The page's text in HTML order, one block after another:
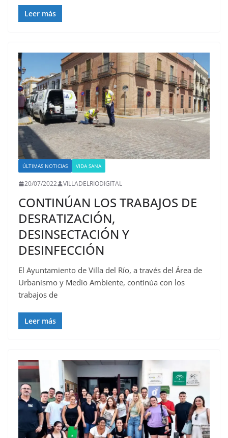
Leer más
ÚLTIMAS NOTICIAS VIDA SANA
20/07/2022 VILLADELRIODIGITAL
CONTINÚAN LOS TRABAJOS DE
DESRATIZACIÓN,
DESINSECTACIÓN Y
DESINFECCIÓN
El Ayuntamiento de Villa del Río, a través del Área de
Urbanismo y Medio Ambiente, continúa con los
trabajos de
Leer más